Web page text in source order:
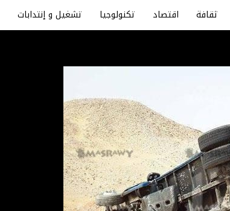
ثقافة اقتصاد تكنولوجيا تشغيل و إنتدابات